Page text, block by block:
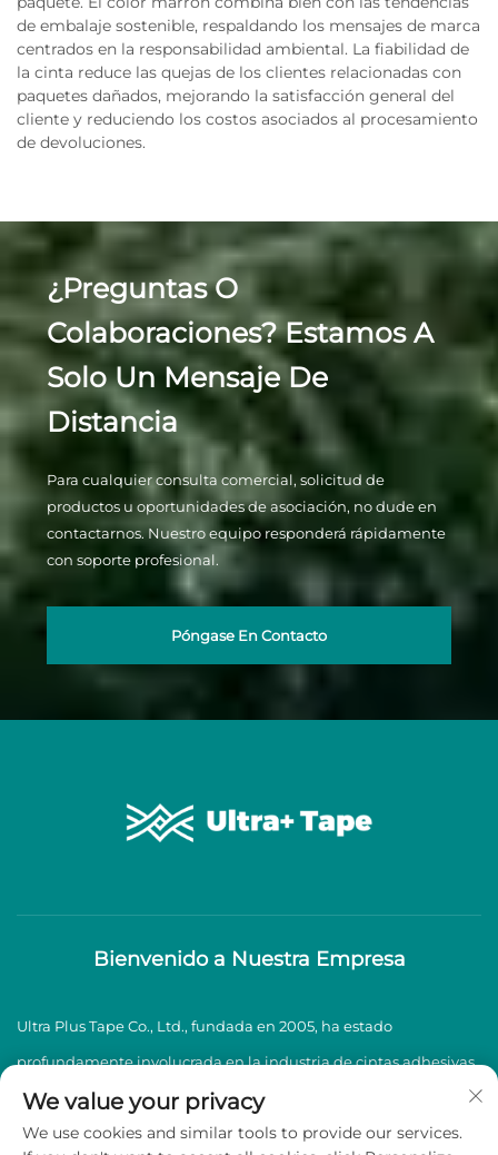
de embalaje sostenible, respaldando los mensajes de marca
centrados en la responsabilidad ambiental. La fiabilidad de
la cinta reduce las quejas de los clientes relacionadas con
paquetes dañados, mejorando la satisfacción general del
cliente y reduciendo los costos asociados al procesamiento
de devoluciones.
¿Preguntas O
Colaboraciones? Estamos A
Solo Un Mensaje De
Distancia
Para cualquier consulta comercial, solicitud de
productos u oportunidades de asociación, no dude en
contactarnos. Nuestro equipo responderá rápidamente
con soporte profesional.
Póngase En Contacto
Bienvenido a Nuestra Empresa
Ultra Plus Tape Co., Ltd., fundada en 2005, ha estado
profundamente involucrada en la industria de cintas adhesivas
BOPP durante casi dos décadas, especializándose en la
producción y venta de cintas adhesivas BOPP de alta calidad.
We value your privacy
We use cookies and similar tools to provide our services.